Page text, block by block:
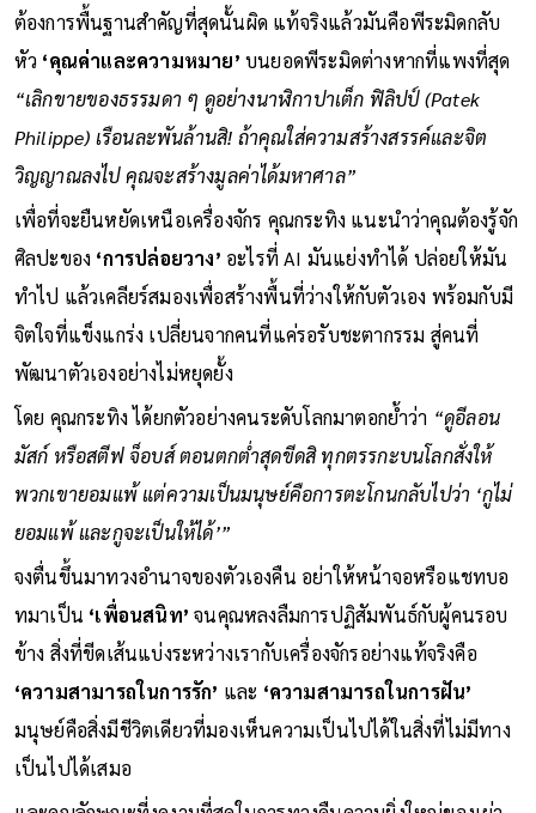
มูลค่าที่ไร้ขีดจำกัด คุณกระทิง ยกตัวอย่างทฤษฎีมาสโลว์ที่ว่าความ
ต้องการพื้นฐานสำคัญที่สุดนั้นผิด แท้จริงแล้วมันคือพีระมิดกลับ
หัว‘คุณค่าและความหมาย’บนยอดพีระมิดต่างหากที่แพงที่สุด
“เลิกขายของธรรมดา ๆ ดูอย่างนาฬิกาปาเต็ก ฟิลิปป์ (Patek
Philippe) เรือนละพันล้านสิ! ถ้าคุณใส่ความสร้างสรรค์และจิต
วิญญาณลงไป คุณจะสร้างมูลค่าได้มหาศาล”
เพื่อที่จะยืนหยัดเหนือเครื่องจักร คุณกระทิง แนะนำว่าคุณต้องรู้จัก
ศิลปะของ‘การปล่อยวาง’อะไรที่ AI มันแย่งทำได้ ปล่อยให้มัน
ทำไป แล้วเคลียร์สมองเพื่อสร้างพื้นที่ว่างให้กับตัวเอง พร้อมกับมี
จิตใจที่แข็งแกร่ง เปลี่ยนจากคนที่แค่รอรับชะตากรรม สู่คนที่
พัฒนาตัวเองอย่างไม่หยุดยั้ง
โดย คุณกระทิง ได้ยกตัวอย่างคนระดับโลกมาตอกย้ำว่า“ดูอีลอน
มัสก์ หรือสตีฟ จ็อบส์ ตอนตกต่ำสุดขีดสิ ทุกตรรกะบนโลกสั่งให้
พวกเขายอมแพ้ แต่ความเป็นมนุษย์คือการตะโกนกลับไปว่า ‘กูไม่
ยอมแพ้ และกูจะเป็นให้ได้’”
จงตื่นขึ้นมาทวงอำนาจของตัวเองคืน อย่าให้หน้าจอหรือแชทบอ
ทมาเป็น‘เพื่อนสนิท’จนคุณหลงลืมการปฏิสัมพันธ์กับผู้คนรอบ
ข้าง สิ่งที่ขีดเส้นแบ่งระหว่างเรากับเครื่องจักรอย่างแท้จริงคือ
‘ความสามารถในการรัก’และ‘ความสามารถในการฝัน’
มนุษย์คือสิ่งมีชีวิตเดียวที่มองเห็นความเป็นไปได้ในสิ่งที่ไม่มีทาง
เป็นไปได้เสมอ